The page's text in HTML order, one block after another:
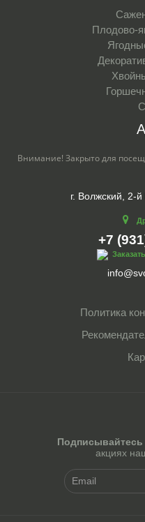
Плодово-
Внимание! Закрыто для
г. Волжский, 2-
+7
Политика
Подписывайтесь
акциях